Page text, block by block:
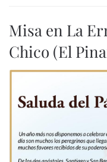
Misa en La
Chico (El